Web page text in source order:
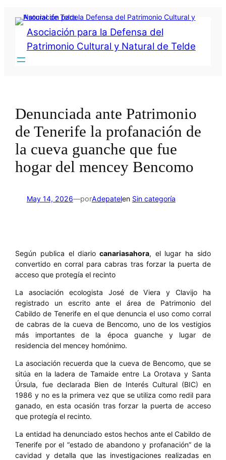
contenidoAsociación para la Defensa del
Patrimonio Cultural y Natural de Telde
Denunciada ante Patrimonio
de Tenerife la profanación de
la cueva guanche que fue
hogar del mencey Bencomo
May 14, 2026—porAdepatelen Sin categoría
Según publica el diario canariasahora, el lugar ha sido
convertido en corral para cabras tras forzar la puerta de
acceso que protegía el recinto
La asociación ecologista José de Viera y Clavijo ha
registrado un escrito ante el área de Patrimonio del
Cabildo de Tenerife en el que denuncia el uso como corral
de cabras de la cueva de Bencomo, uno de los vestigios
más importantes de la época guanche y lugar de
residencia del mencey homónimo.
La asociación recuerda que la cueva de Bencomo, que se
sitúa en la ladera de Tamaide entre La Orotava y Santa
Úrsula, fue declarada Bien de Interés Cultural (BIC) en
1986 y no es la primera vez que se utiliza como redil para
ganado, en esta ocasión tras forzar la puerta de acceso
que protegía el recinto.
La entidad ha denunciado estos hechos ante el Cabildo de
Tenerife por el “estado de abandono y profanación” de la
cavidad y detalla que las investigaciones realizadas en